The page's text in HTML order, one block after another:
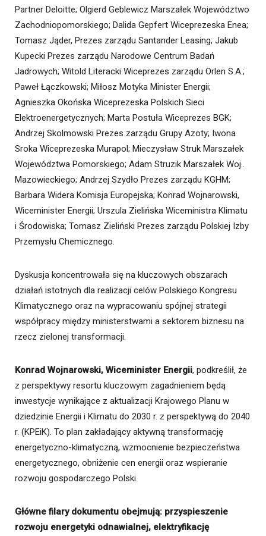
Partner Deloitte; Olgierd Geblewicz Marszałek Województwo
Zachodniopomorskiego; Dalida Gepfert Wiceprezeska Enea;
Tomasz Jąder, Prezes zarządu Santander Leasing; Jakub
Kupecki Prezes zarządu Narodowe Centrum Badań
Jadrowych; Witold Literacki Wiceprezes zarządu Orlen S.A.;
Paweł Łączkowski; Miłosz Motyka Minister Energii;
Agnieszka Okońska Wiceprezeska Polskich Sieci
Elektroenergetycznych; Marta Postuła Wiceprezes BGK;
Andrzej Skolmowski Prezes zarządu Grupy Azoty; Iwona
Sroka Wiceprezeska Murapol; Mieczysław Struk Marszałek
Województwa Pomorskiego; Adam Struzik Marszałek Woj..
Mazowieckiego; Andrzej Szydło Prezes zarządu KGHM;
Barbara Widera Komisja Europejska; Konrad Wojnarowski,
Wiceminister Energii; Urszula Zielińska Wiceministra Klimatu
i Środowiska; Tomasz Zieliński Prezes zarządu Polskiej Izby
Przemysłu Chemicznego.
Dyskusja koncentrowała się na kluczowych obszarach
działań istotnych dla realizacji celów Polskiego Kongresu
Klimatycznego oraz na wypracowaniu spójnej strategii
współpracy między ministerstwami a sektorem biznesu na
rzecz zielonej transformacji.
Konrad Wojnarowski, Wiceminister Energii, podkreślił, że
z perspektywy resortu kluczowym zagadnieniem będą
inwestycje wynikające z aktualizacji Krajowego Planu w
dziedzinie Energii i Klimatu do 2030 r. z perspektywą do 2040
r. (KPEiK). To plan zakładający aktywną transformację
energetyczno-klimatyczną, wzmocnienie bezpieczeństwa
energetycznego, obniżenie cen energii oraz wspieranie
rozwoju gospodarczego Polski.
Główne filary dokumentu obejmują: przyspieszenie
rozwoju energetyki odnawialnej, elektryfikację